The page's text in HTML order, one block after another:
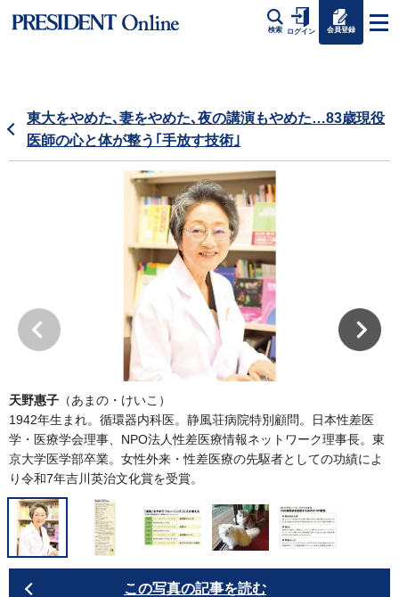
検索 ログイン 会員登録
東大をやめた､妻をやめた､夜の講演もやめた…83歳現役
医師の心と体が整う｢手放す技術｣
天野惠子 （あまの・けいこ）
1942年生まれ。循環器内科医。静風荘病院特別顧問。日本性差医
学・医療学会理事、NPO法人性差医療情報ネットワーク理事長。東
京大学医学部卒業。女性外来・性差医療の先駆者としての功績によ
り令和7年吉川英治文化賞を受賞。
この写真の記事を読む